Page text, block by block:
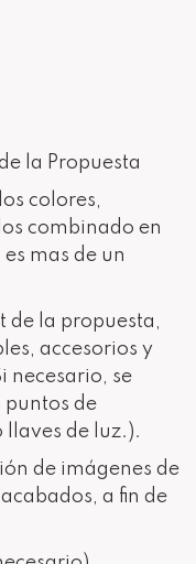
la Propuesta
colores,
combinado en
mas de un
de la propuesta,
accesorios y
necesario, se
puntos de
llaves de luz.).
de imágenes de
a fin de